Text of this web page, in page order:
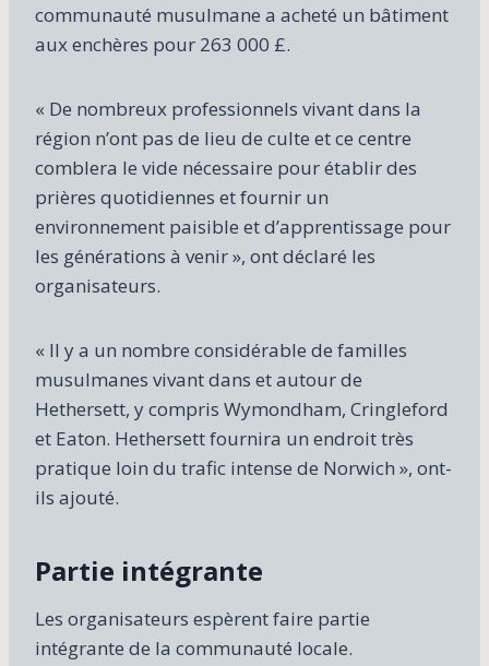
communauté musulmane a acheté un bâtiment
aux enchères pour 263 000 £.
« De nombreux professionnels vivant dans la
région n’ont pas de lieu de culte et ce centre
comblera le vide nécessaire pour établir des
prières quotidiennes et fournir un
environnement paisible et d’apprentissage pour
les générations à venir », ont déclaré les
organisateurs.
« Il y a un nombre considérable de familles
musulmanes vivant dans et autour de
Hethersett, y compris Wymondham, Cringleford
et Eaton. Hethersett fournira un endroit très
pratique loin du trafic intense de Norwich », ont-
ils ajouté.
Partie intégrante
Les organisateurs espèrent faire partie
intégrante de la communauté locale.